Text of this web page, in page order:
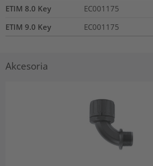
ETIM 8.0 Key
EC001175
ETIM 9.0 Key
EC001175
Akcesoria